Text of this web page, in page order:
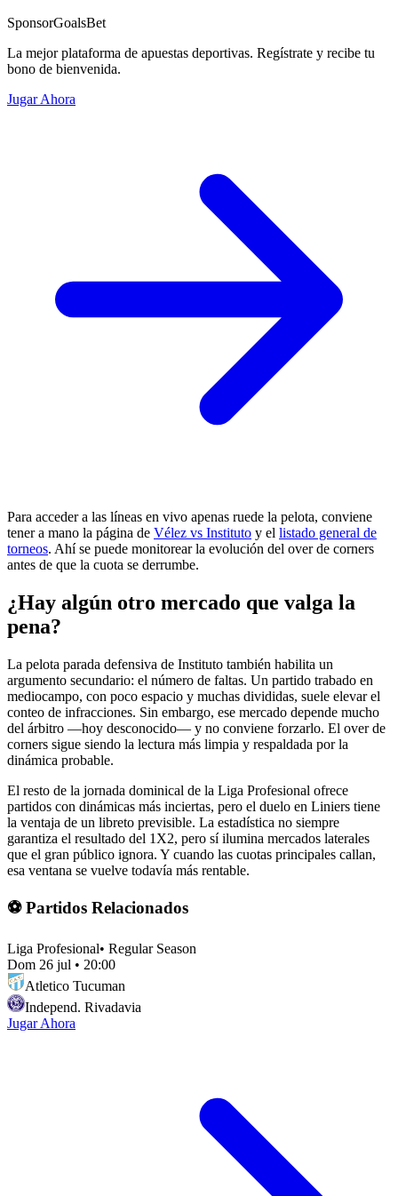
SponsorGoalsBet
La mejor plataforma de apuestas deportivas. Regístrate y recibe tu
bono de bienvenida.
Jugar Ahora
Para acceder a las líneas en vivo apenas ruede la pelota, conviene
tener a mano la página de Vélez vs Instituto y el listado general de
torneos. Ahí se puede monitorear la evolución del over de corners
antes de que la cuota se derrumbe.
¿Hay algún otro mercado que valga la
pena?
La pelota parada defensiva de Instituto también habilita un
argumento secundario: el número de faltas. Un partido trabado en
mediocampo, con poco espacio y muchas divididas, suele elevar el
conteo de infracciones. Sin embargo, ese mercado depende mucho
del árbitro —hoy desconocido— y no conviene forzarlo. El over de
corners sigue siendo la lectura más limpia y respaldada por la
dinámica probable.
El resto de la jornada dominical de la Liga Profesional ofrece
partidos con dinámicas más inciertas, pero el duelo en Liniers tiene
la ventaja de un libreto previsible. La estadística no siempre
garantiza el resultado del 1X2, pero sí ilumina mercados laterales
que el gran público ignora. Y cuando las cuotas principales callan,
esa ventana se vuelve todavía más rentable.
⚽ Partidos Relacionados
Liga Profesional• Regular Season
Dom 26 jul • 20:00
Atletico Tucuman
Independ. Rivadavia
Jugar Ahora